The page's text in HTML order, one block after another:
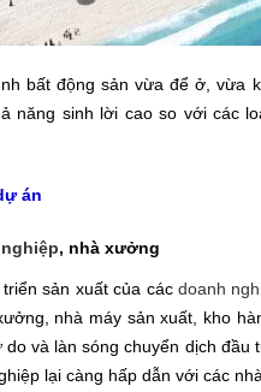
bất động sản vừa để ở, vừa
năng sinh lời cao so với các
án
, nhà xưởng
sản xuất của cácdoanh
nhà máy sản xuất, kho
và làn sóng chuyển dịch
lại càng hấp dẫn với các